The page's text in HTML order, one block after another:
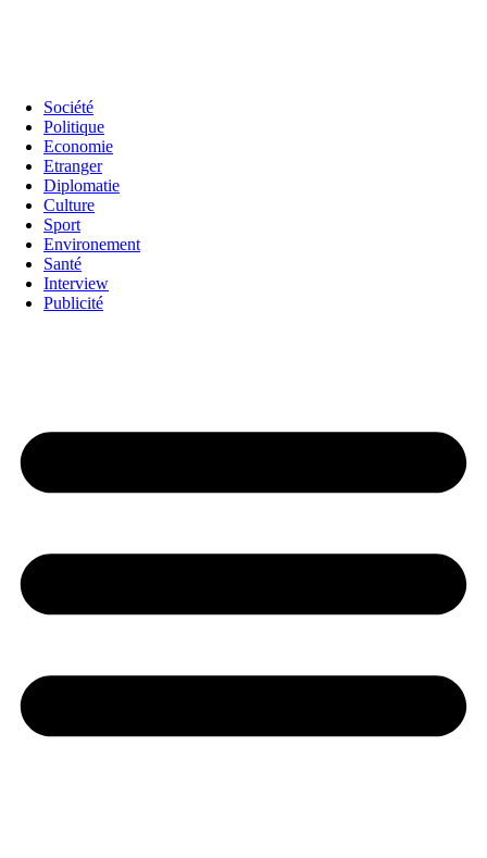
Société
Politique
Economie
Etranger
Diplomatie
Culture
Sport
Environement
Santé
Interview
Publicité